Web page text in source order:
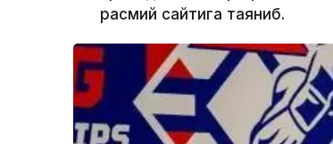
расмий сайтига таяниб.